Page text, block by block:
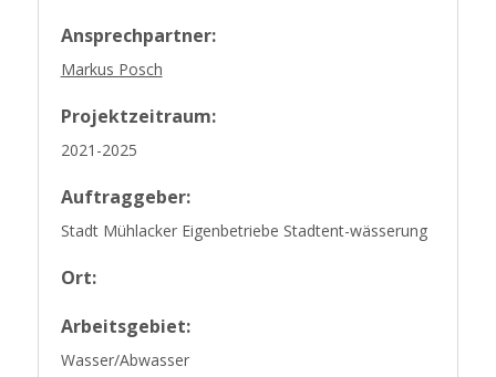
Ansprechpartner:
Markus Posch
Projektzeitraum:
2021-2025
Auftraggeber:
Stadt Mühlacker Eigenbetriebe Stadtent-wässerung
Ort:
Arbeitsgebiet:
Wasser/Abwasser